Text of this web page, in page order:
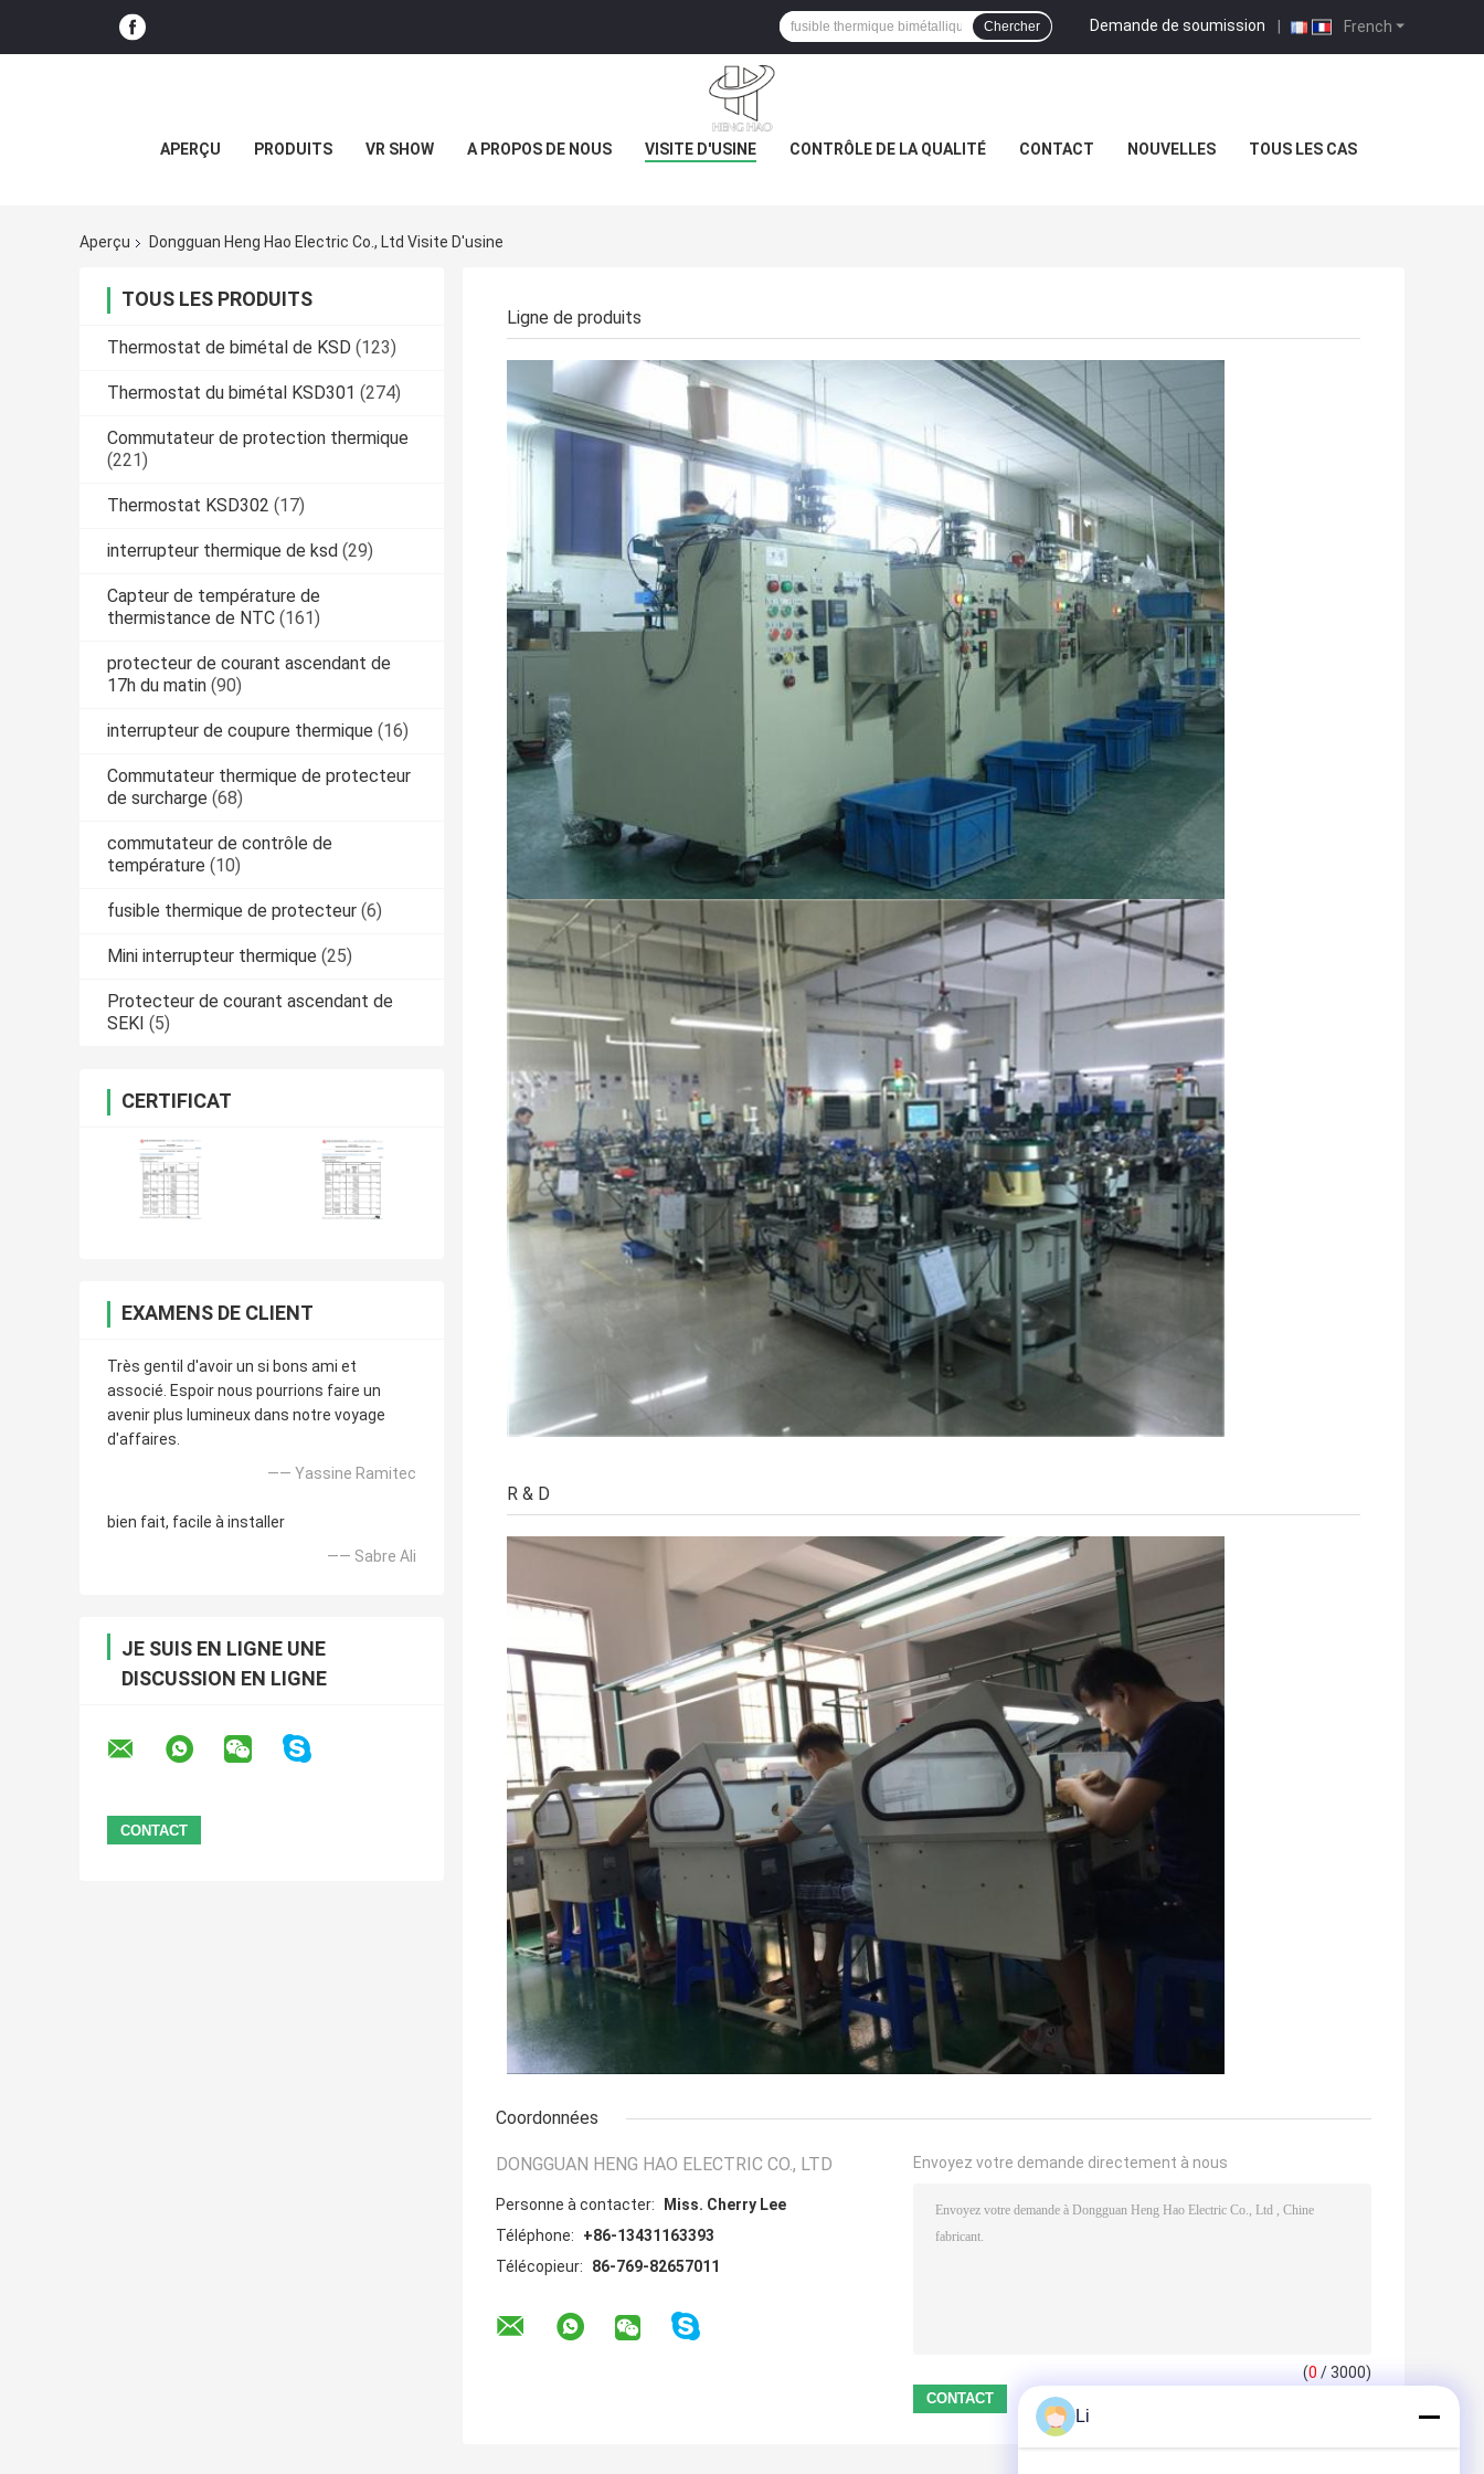
French
Demande de soumission |
Chercher
APERÇU PRODUITS VR SHOW A PROPOS DE NOUS VISITE D'USINE CONTRÔLE DE LA QUALITÉ CONTACT NOUVELLES TOUS LES CAS
Aperçu Dongguan Heng Hao Electric Co., Ltd Visite D'usine
TOUS LES PRODUITS
Thermostat de bimétal de KSD (123)
Thermostat du bimétal KSD301 (274)
Commutateur de protection thermique
(221)
Thermostat KSD302 (17)
interrupteur thermique de ksd (29)
Capteur de température de
thermistance de NTC (161)
protecteur de courant ascendant de
17h du matin (90)
interrupteur de coupure thermique (16)
Commutateur thermique de protecteur
de surcharge (68)
commutateur de contrôle de
température (10)
fusible thermique de protecteur (6)
Mini interrupteur thermique (25)
Protecteur de courant ascendant de
SEKI (5)
CERTIFICAT
EXAMENS DE CLIENT
Très gentil d'avoir un si bons ami et
associé. Espoir nous pourrions faire un
avenir plus lumineux dans notre voyage
d'affaires.
—— Yassine Ramitec
bien fait, facile à installer
—— Sabre Ali
JE SUIS EN LIGNE UNE
DISCUSSION EN LIGNE
Ligne de produits
R & D
Coordonnées
DONGGUAN HENG HAO ELECTRIC CO., LTD
Personne à contacter:
Miss. Cherry Lee
Téléphone:
+86-13431163393
Télécopieur:
86-769-82657011
Envoyez votre demande directement à nous
(0 / 3000)
Li